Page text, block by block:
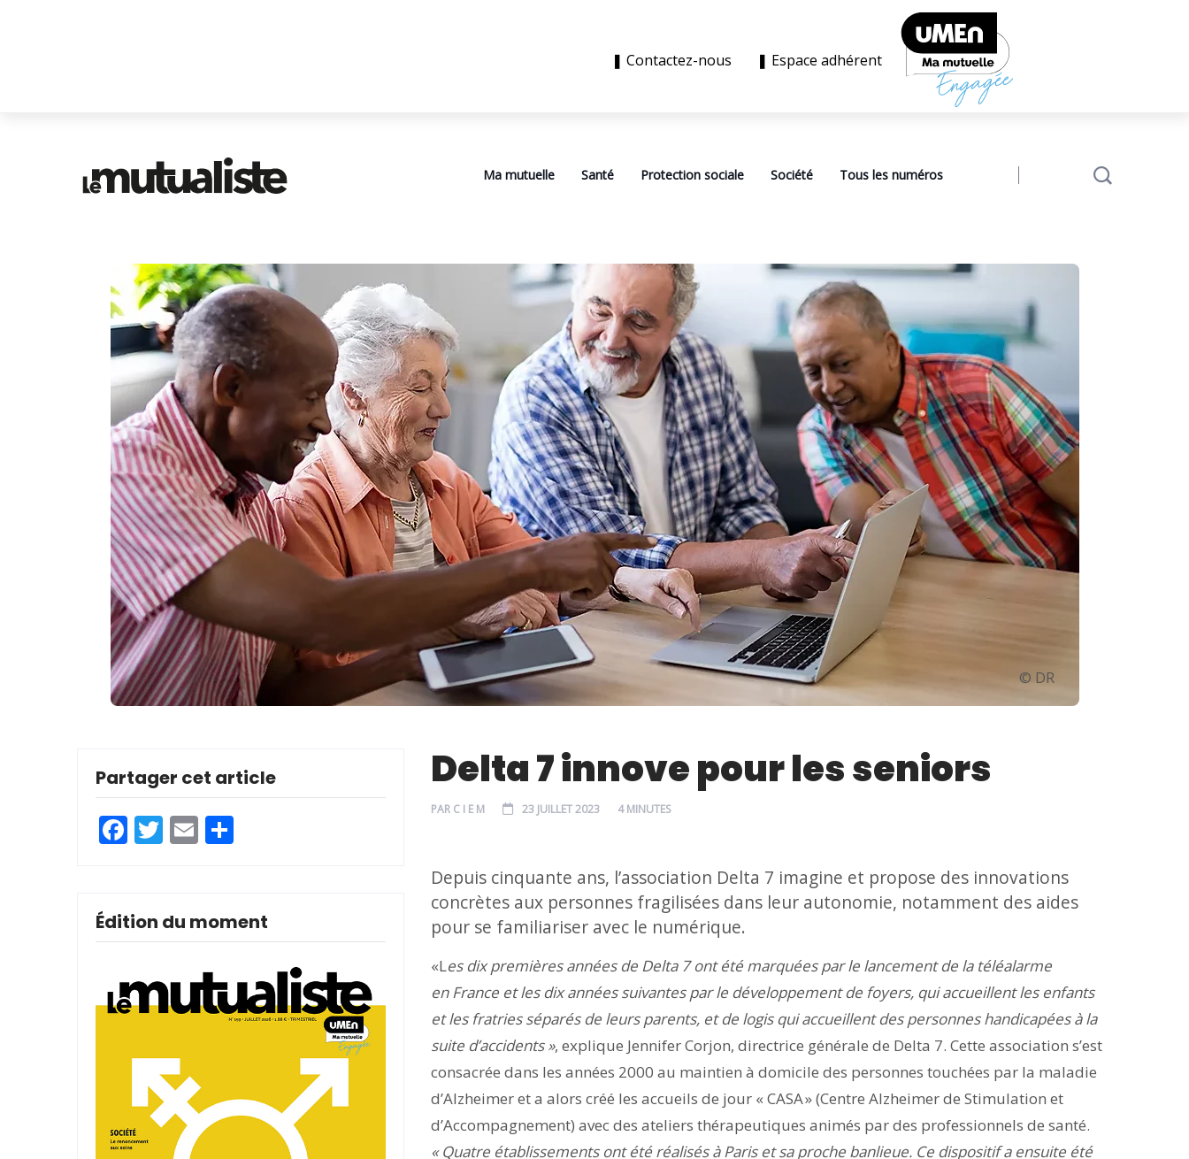
❚ Contactez-nous ❚ Espace adhérent
Ma mutuelle Santé Protection sociale Société Tous les numéros
© DR
Partager cet article
Facebook
Twitter
Email
Édition du moment
Delta 7 innove pour les seniors
PAR C I E M 23 JUILLET 2023 4 MINUTES
Depuis cinquante ans, l’association Delta 7 imagine et propose des innovations
concrètes aux personnes fragilisées dans leur autonomie, notamment des aides
pour se familiariser avec le numérique.
«Les dix premières années de Delta 7 ont été marquées par le lancement de la téléalarme
en France et les dix années suivantes par le développement de foyers, qui accueillent les enfants
et les fratries séparés de leurs parents, et de logis qui accueillent des personnes handicapées à la
suite d’accidents », explique Jennifer Corjon, directrice générale de Delta 7. Cette association s’est
consacrée dans les années 2000 au maintien à domicile des personnes touchées par la maladie
d’Alzheimer et a alors créé les accueils de jour « CASA » (Centre Alzheimer de Stimulation et
d’Accompagnement) avec des ateliers thérapeutiques animés par des professionnels de santé.
« Quatre établissements ont été réalisés à Paris et sa proche banlieue. Ce dispositif a ensuite été